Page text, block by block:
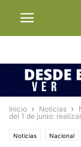
Inicio Noticias
del 1 de junio:
Noticias Nacional